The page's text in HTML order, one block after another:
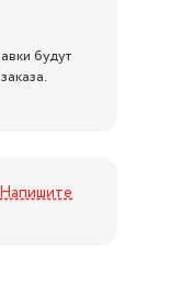
будут
Напишите